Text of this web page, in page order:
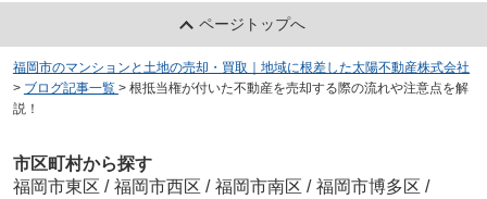
ページトップへ
福岡市のマンションと土地の売却・買取｜地域に根差した太陽不動産株式会社
> ブログ記事一覧 > 根抵当権が付いた不動産を売却する際の流れや注意点を解
説！
市区町村から探す
福岡市東区 / 福岡市西区 / 福岡市南区 / 福岡市博多区 /